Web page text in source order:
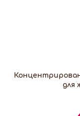
для